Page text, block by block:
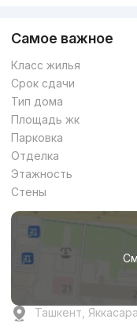
от14.5 млн
Сдан 2022 Etalon
ЖК
Самое важное
Класс жилья
Срок сдачи
Тип дома
Площадь жк
Парковка
Отделка
Этажность
Стены
Ташкент,